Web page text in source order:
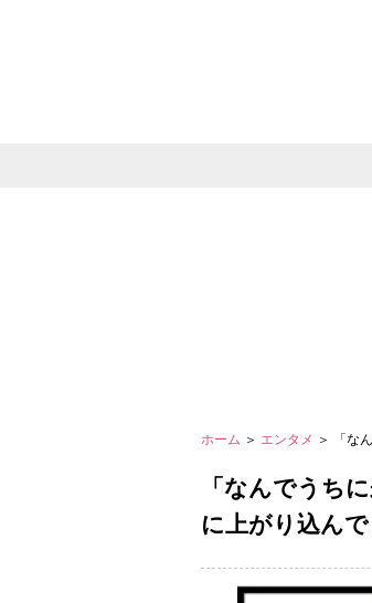
ホーム ＞ エンタメ ＞ 「な
「なんでうち
に上がり込ん